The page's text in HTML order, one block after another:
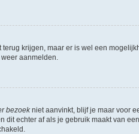
krijgen, maar er is wel een
aanmelden.
bezoekniet aanvinkt, blijf je maar voor
dit echter af als je gebruik maakt van